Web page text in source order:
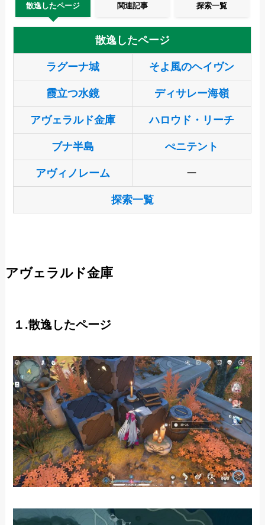
散逸したページ 関連記事 探索一覧
散逸したページ
ラグーナ城 そよ風のヘイヴン
霞立つ水鏡 ディサレー海嶺
アヴェラルド金庫 ハロウド・リーチ
ブナ半島 ぺニテント
アヴィノレーム ー
探索一覧
アヴェラルド金庫
１.散逸したページ